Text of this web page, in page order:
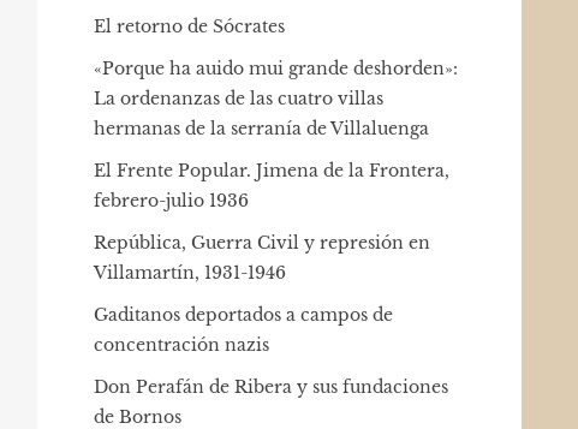
El retorno de Sócrates
«Porque ha auido mui grande deshorden»:
La ordenanzas de las cuatro villas
hermanas de la serranía de Villaluenga
El Frente Popular. Jimena de la Frontera,
febrero-julio 1936
República, Guerra Civil y represión en
Villamartín, 1931-1946
Gaditanos deportados a campos de
concentración nazis
Don Perafán de Ribera y sus fundaciones
de Bornos